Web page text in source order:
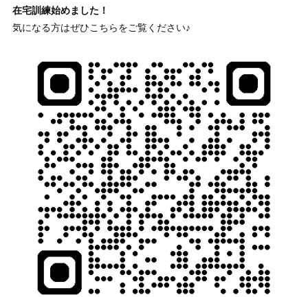
在宅訓練始めました！
気になる方はぜひこちらをご覧ください♪